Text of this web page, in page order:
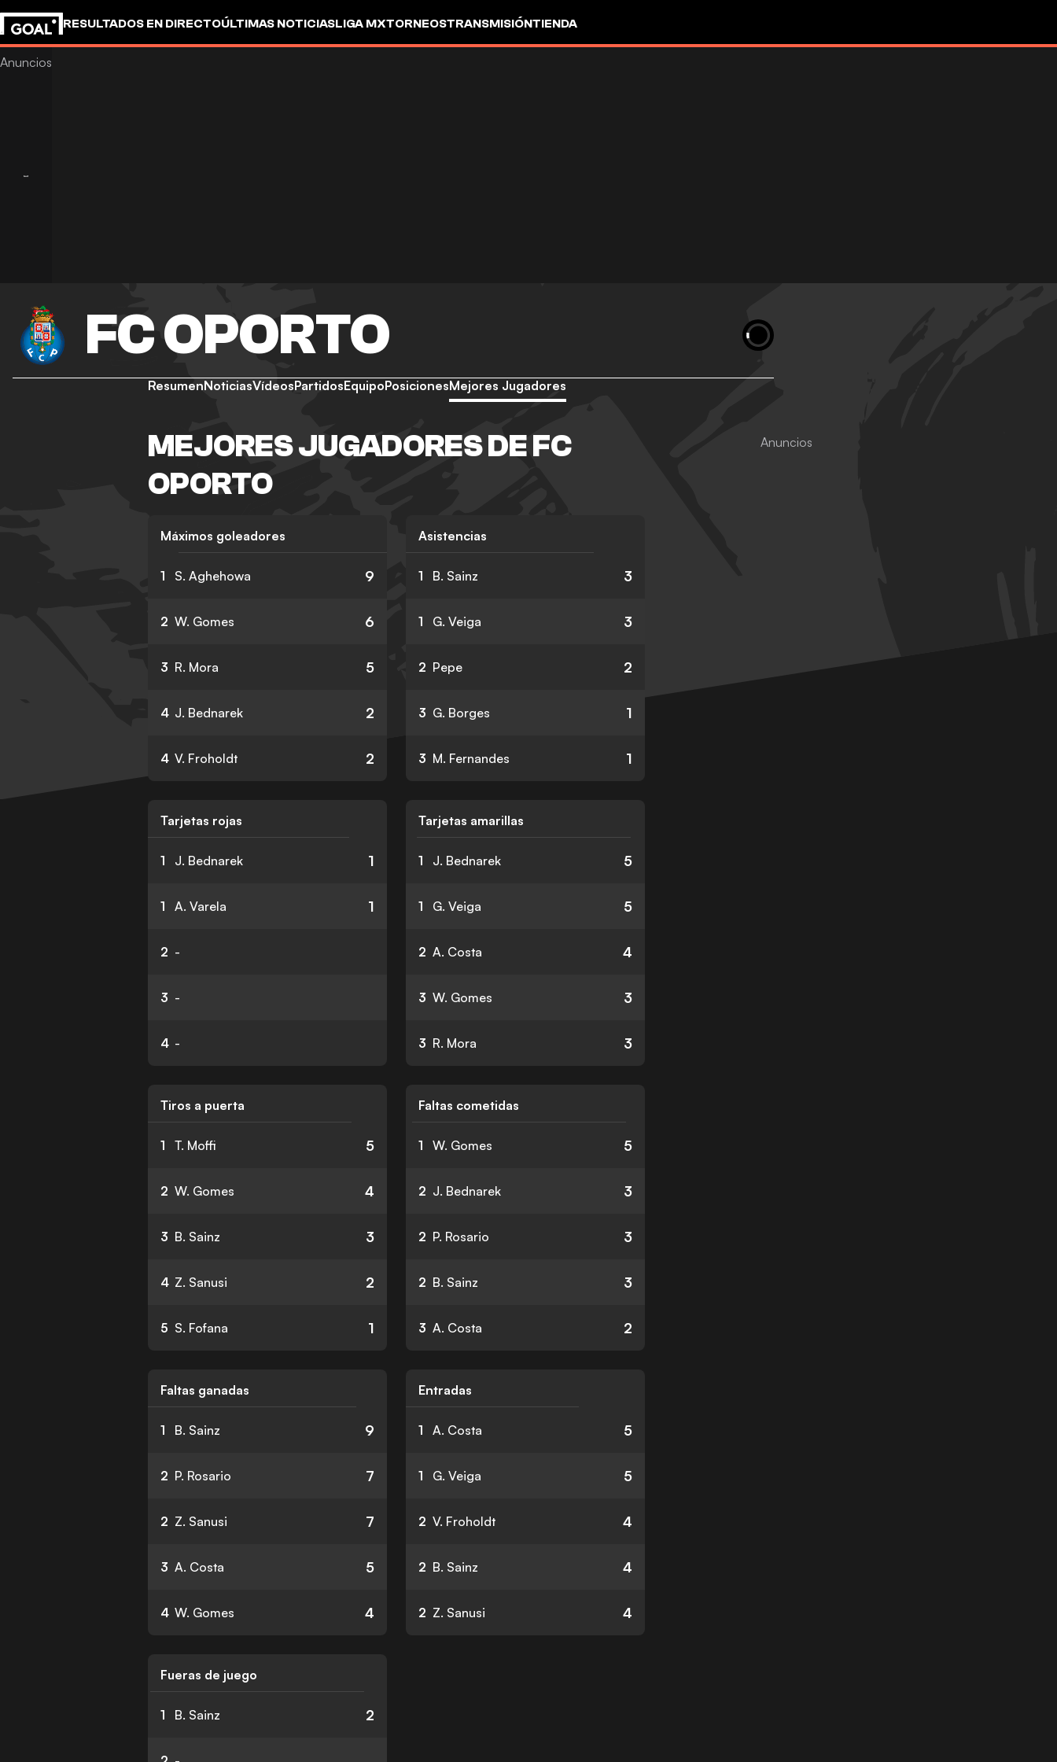
RESULTADOS EN DIRECTOÚLTIMAS NOTICIASLIGA MXTORNEOSTRANSMISIÓNTIENDA
FC OPORTO
ResumenNoticiasVídeosPartidosEquipoPosicionesMejores Jugadores
MEJORES JUGADORES DE FC
OPORTO
Máximos goleadores
1 S. Aghehowa 9
2 W. Gomes 6
3 R. Mora 5
4 J. Bednarek 2
4 V. Froholdt 2
Asistencias
1 B. Sainz 3
1 G. Veiga 3
2 Pepe 2
3 G. Borges 1
3 M. Fernandes 1
Tarjetas rojas
1 J. Bednarek 1
1 A. Varela 1
2 -
3 -
4 -
Tarjetas amarillas
1 J. Bednarek 5
1 G. Veiga 5
2 A. Costa 4
3 W. Gomes 3
3 R. Mora 3
Tiros a puerta
1 T. Moffi 5
2 W. Gomes 4
3 B. Sainz 3
4 Z. Sanusi 2
5 S. Fofana 1
Faltas cometidas
1 W. Gomes 5
2 J. Bednarek 3
2 P. Rosario 3
2 B. Sainz 3
3 A. Costa 2
Faltas ganadas
1 B. Sainz 9
2 P. Rosario 7
2 Z. Sanusi 7
3 A. Costa 5
4 W. Gomes 4
Entradas
1 A. Costa 5
1 G. Veiga 5
2 V. Froholdt 4
2 B. Sainz 4
2 Z. Sanusi 4
Fueras de juego
1 B. Sainz 2